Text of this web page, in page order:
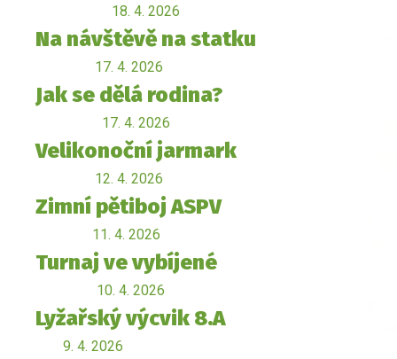
18. 4. 2026
Na návštěvě na statku
17. 4. 2026
Jak se dělá rodina?
17. 4. 2026
Velikonoční jarmark
12. 4. 2026
Zimní pětiboj ASPV
11. 4. 2026
Turnaj ve vybíjené
10. 4. 2026
Lyžařský výcvik 8.A
9. 4. 2026